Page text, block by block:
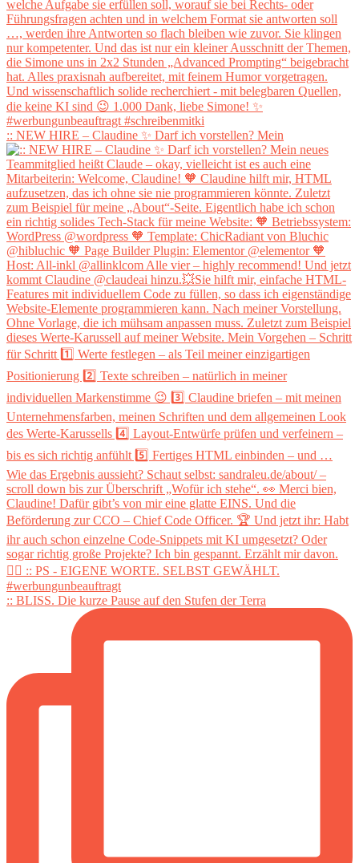
:: NEW HIRE – Claudine ✨ Darf ich vorstellen? Mein
:: BLISS. Die kurze Pause auf den Stufen der Terra